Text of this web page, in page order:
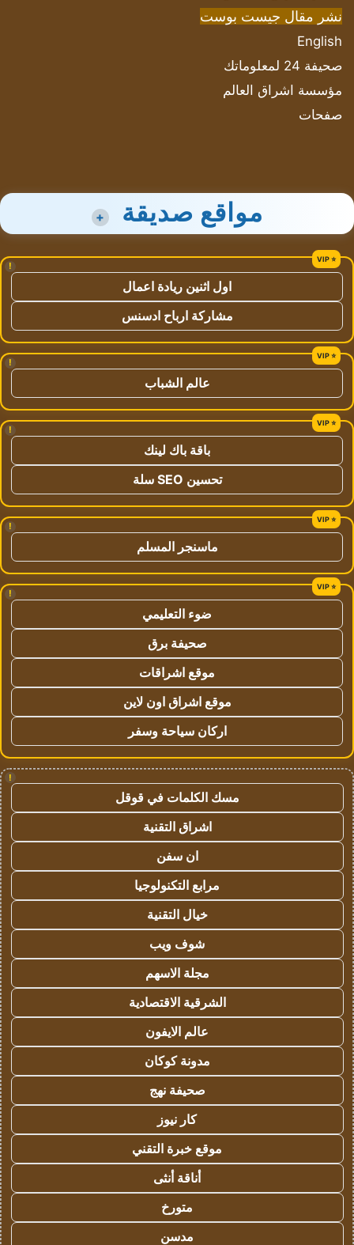
نشر مقال جيست بوست
English
صحيفة 24 لمعلوماتك
مؤسسة اشراق العالم
صفحات
مواقع صديقة +
!
اول اثنين ريادة اعمال
مشاركة ارباح ادسنس
!
عالم الشباب
!
باقة باك لينك
تحسين SEO سلة
!
ماسنجر المسلم
!
ضوء التعليمي
صحيفة برق
موقع اشراقات
موقع اشراق اون لاين
اركان سياحة وسفر
!
مسك الكلمات في قوقل
اشراق التقنية
ان سفن
مرابع التكنولوجيا
خيال التقنية
شوف ويب
مجلة الاسهم
الشرقية الاقتصادية
عالم الايفون
مدونة كوكان
صحيفة نهج
كار نيوز
موقع خبرة التقني
أناقة أنثى
متورخ
مدسن